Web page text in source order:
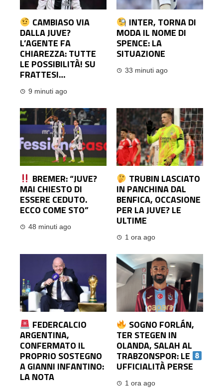
CAMBIASO VIA
DALLA JUVE?
L’AGENTE FA
CHIAREZZA: TUTTE
LE POSSIBILITÀ! SU
FRATTESI…
9 minuti ago
INTER, TORNA DI
MODA IL NOME DI
SPENCE: LA
SITUAZIONE
33 minuti ago
BREMER: “JUVE?
MAI CHIESTO DI
ESSERE CEDUTO.
ECCO COME STO”
48 minuti ago
TRUBIN LASCIATO
IN PANCHINA DAL
BENFICA, OCCASIONE
PER LA JUVE? LE
ULTIME
1 ora ago
FEDERCALCIO
ARGENTINA,
CONFERMATO IL
PROPRIO SOSTEGNO
A GIANNI INFANTINO:
LA NOTA
SOGNO FORLÁN,
TER STEGEN IN
OLANDA, SALAH AL
TRABZONSPOR: LE
UFFICIALITÀ PERSE
1 ora ago